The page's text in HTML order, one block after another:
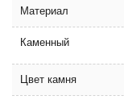
Материал
Каменный
Цвет камня